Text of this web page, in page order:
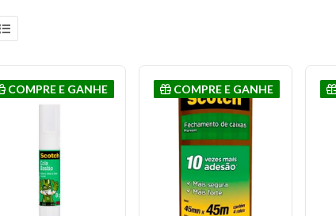
COMPRE E GANHE COMPRE E GANHE